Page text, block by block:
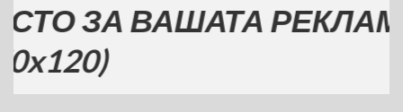
ЗА ВАШАТА РЕКЛАМА